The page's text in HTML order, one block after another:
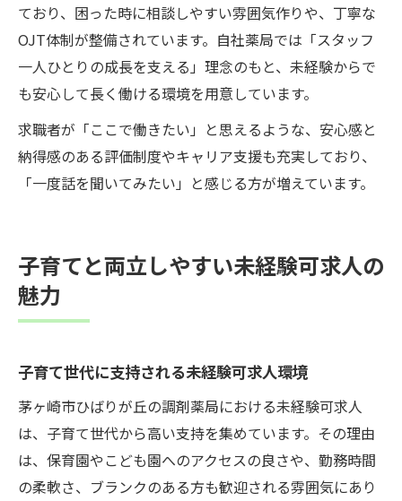
ており、困った時に相談しやすい雰囲気作りや、丁寧な
OJT体制が整備されています。自社薬局では「スタッフ
一人ひとりの成長を支える」理念のもと、未経験からで
も安心して長く働ける環境を用意しています。
求職者が「ここで働きたい」と思えるような、安心感と
納得感のある評価制度やキャリア支援も充実しており、
「一度話を聞いてみたい」と感じる方が増えています。
子育てと両立しやすい未経験可求人の
魅力
子育て世代に支持される未経験可求人環境
茅ヶ崎市ひばりが丘の調剤薬局における未経験可求人
は、子育て世代から高い支持を集めています。その理由
は、保育園やこども園へのアクセスの良さや、勤務時間
の柔軟さ、ブランクのある方も歓迎される雰囲気にあり